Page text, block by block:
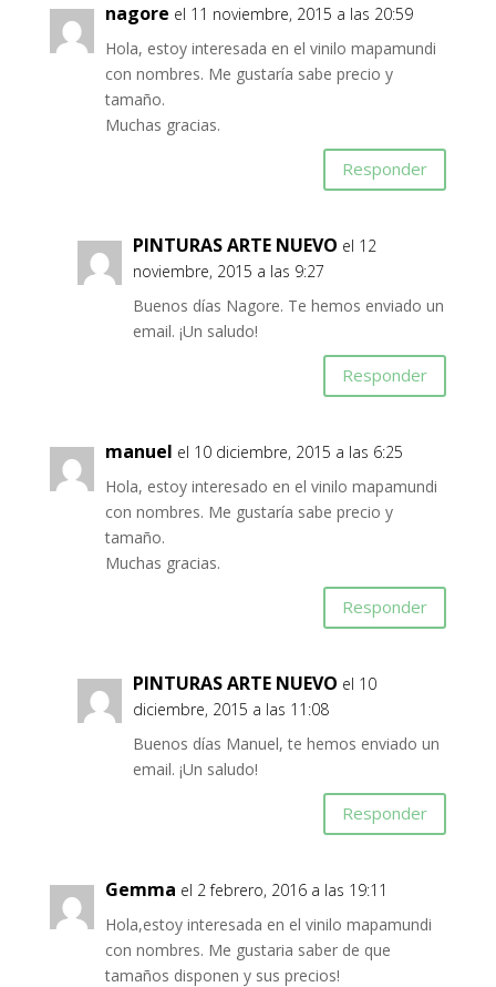
nagore el 11 noviembre, 2015 a las 20:59
Hola, estoy interesada en el vinilo mapamundi
con nombres. Me gustaría sabe precio y
tamaño.
Muchas gracias.
Responder
PINTURAS ARTE NUEVO el 12
noviembre, 2015 a las 9:27
Buenos días Nagore. Te hemos enviado un
email. ¡Un saludo!
Responder
manuel el 10 diciembre, 2015 a las 6:25
Hola, estoy interesado en el vinilo mapamundi
con nombres. Me gustaría sabe precio y
tamaño.
Muchas gracias.
Responder
PINTURAS ARTE NUEVO el 10
diciembre, 2015 a las 11:08
Buenos días Manuel, te hemos enviado un
email. ¡Un saludo!
Responder
Gemma el 2 febrero, 2016 a las 19:11
Hola,estoy interesada en el vinilo mapamundi
con nombres. Me gustaria saber de que
tamaños disponen y sus precios!